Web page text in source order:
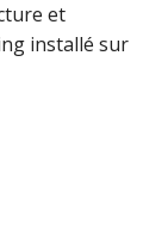
et
installé sur